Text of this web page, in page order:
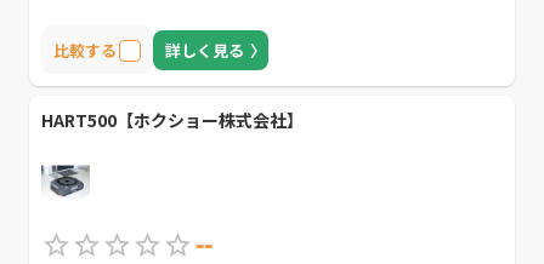
比較する 詳しく見る
HART500【ホクショー株式会社】
--